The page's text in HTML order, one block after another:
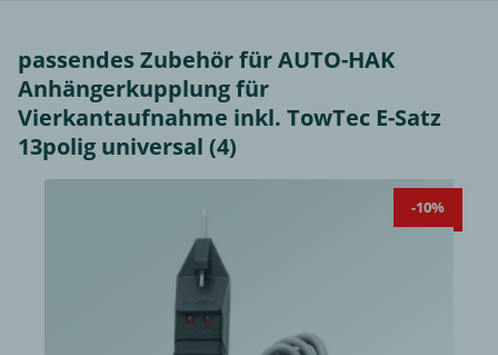
passendes Zubehör für AUTO-HAK
Anhängerkupplung für
Vierkantaufnahme inkl. TowTec E-Satz
13polig universal (4)
-10%